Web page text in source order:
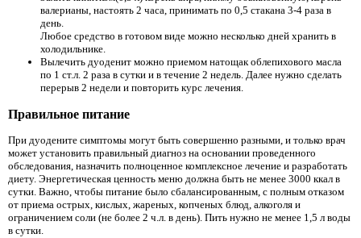
валерианы, настоять 2 часа, принимать по 0,5 стакана 3-4 раза в
день.
Любое средство в готовом виде можно несколько дней хранить в
холодильнике.
Вылечить дуоденит можно приемом натощак облепихового масла
по 1 ст.л. 2 раза в сутки и в течение 2 недель. Далее нужно сделать
перерыв 2 недели и повторить курс лечения.
Правильное питание
При дуодените симптомы могут быть совершенно разными, и только врач
может установить правильный диагноз на основании проведенного
обследования, назначить полноценное комплексное лечение и разработать
диету. Энергетическая ценность меню должна быть не менее 3000 ккал в
сутки. Важно, чтобы питание было сбалансированным, с полным отказом
от приема острых, кислых, жареных, копченых блюд, алкоголя и
ограничением соли (не более 2 ч.л. в день). Пить нужно не менее 1,5 л воды
в сутки.